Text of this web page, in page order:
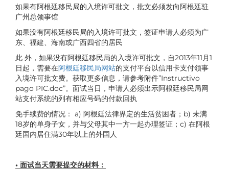
如果有阿根廷移民局的入境许可批文，批文必须发向阿根廷驻
广州总领事馆
如果没有阿根廷移民局的入境许可批文，签证申请人必须为广
东、福建、海南或广西四省的居民
此 外，如果没有阿根廷移民局的入境许可批文，自2013年11月1
日起，需要在阿根廷移民局网站的支付平台以信用卡支付领事
入境许可批文费。获取更多信息，请参考附件”Instructivo
pago PIC.doc”。面试当日，申请人必须出示阿根廷移民局网
站支付系统的列有相应号码的付款回执
免手续费的情况： a) 阿根廷法律界定的生活贫困者；b) 未满
18岁的单身子女，并与父母其中一方一起办理签证；c) 在阿根
廷国内居住满30年以上的外国人
• 面试当天需要提交的材料：